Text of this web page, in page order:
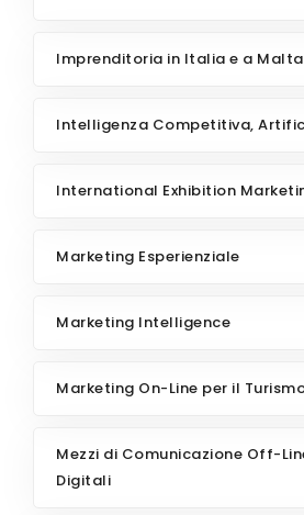
Imprenditoria in Italia e a Malta
Intelligenza Competitiva,
International Exhibition
Marketing Esperienziale
Marketing Intelligence
Marketing On-Line per il
Mezzi di Comunicazione Off-
Digitali